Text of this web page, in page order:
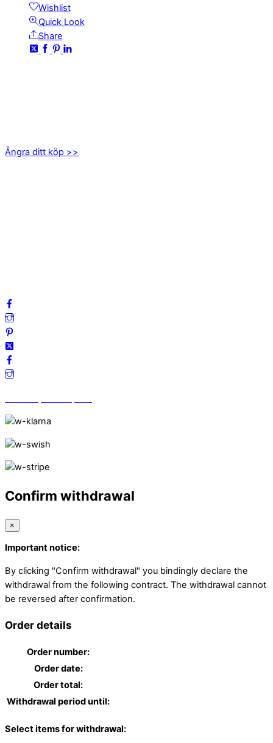
Wishlist
Quick Look
Share
Ångra ditt köp >>
Confirm withdrawal
×
Important notice:
By clicking "Confirm withdrawal" you bindingly declare the
withdrawal from the following contract. The withdrawal cannot
be reversed after confirmation.
Order details
Order number:
Order date:
Order total:
Withdrawal period until:
Select items for withdrawal: